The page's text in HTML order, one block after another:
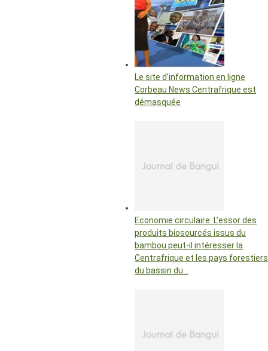
Le site d’information en ligne
Corbeau News Centrafrique est
démasquée
Economie circulaire. L’essor des
produits biosourcés issus du
bambou peut-il intéresser la
Centrafrique et les pays forestiers
du bassin du…